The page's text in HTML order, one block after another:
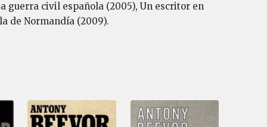
guerra civil española (2005), Un escritor en
de Normandía (2009).